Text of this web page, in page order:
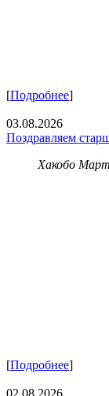
[Подробнее]
03.08.2026
Поздравляем
Хакобо
[Подробнее]
02.08.2026